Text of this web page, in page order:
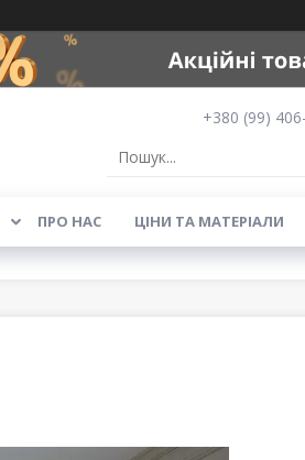
+380 (99)
ПРО НАС ЦІНИ ТА МАТЕРІАЛИ